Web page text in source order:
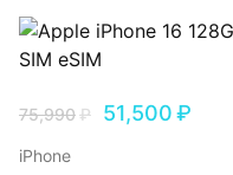
75,990₽ 51,500₽
iPhone